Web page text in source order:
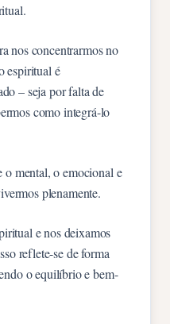
nos concentrarmos no
espiritual é
– seja por falta de
como integrá-lo
mental, o emocional e
plenamente.
e nos deixamos
reflete-se de forma
o equilíbrio e bem-